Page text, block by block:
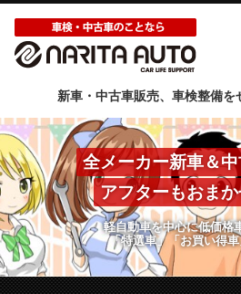
新車・中古車販売、車検整備を
全メーカー新車＆中
アフターもおま
軽自動車を中心に低価格
「特選車」「お買い得